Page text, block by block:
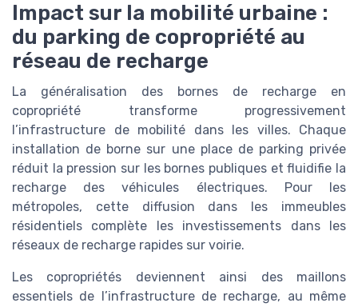
Impact sur la mobilité urbaine :
du parking de copropriété au
réseau de recharge
La généralisation des bornes de recharge en
copropriété transforme progressivement
l’infrastructure de mobilité dans les villes. Chaque
installation de borne sur une place de parking privée
réduit la pression sur les bornes publiques et fluidifie la
recharge des véhicules électriques. Pour les
métropoles, cette diffusion dans les immeubles
résidentiels complète les investissements dans les
réseaux de recharge rapides sur voirie.
Les copropriétés deviennent ainsi des maillons
essentiels de l’infrastructure de recharge, au même